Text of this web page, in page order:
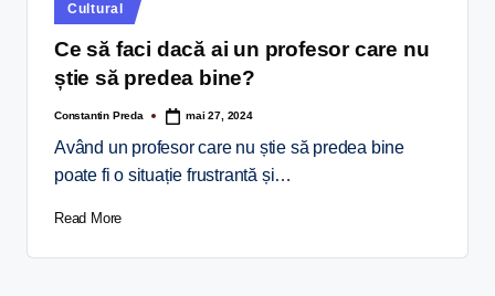
Cultural
Ce să faci dacă ai un profesor care nu
știe să predea bine?
Constantin Preda mai 27, 2024
Având un profesor care nu știe să predea bine
poate fi o situație frustrantă și…
Read More